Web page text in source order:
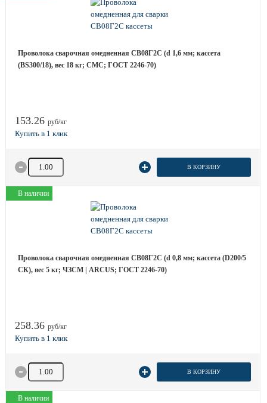
Проволока сварочная омедненная СВ08Г2С (d 1,6 мм; кассета
(BS300/18), вес 18 кг; СМС; ГОСТ 2246-70)
153.26 руб/кг
Количество товара В КОРЗИНУ
В наличии
Проволока сварочная омедненная СВ08Г2С (d 0,8 мм; кассета (D200/5
СК), вес 5 кг; ЧЗСМ | ARCUS; ГОСТ 2246-70)
258.36 руб/кг
Количество товара В КОРЗИНУ
В наличии